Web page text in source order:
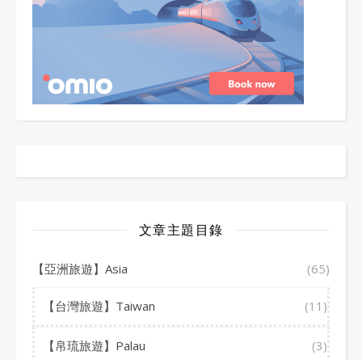
文章主題目錄
【亞洲旅遊】Asia (65)
【台灣旅遊】Taiwan (11)
【帛琉旅遊】Palau (3)